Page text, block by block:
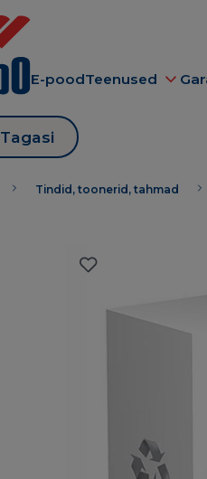
E-poodTeenused
Tagasi
Tindid, toonerid, tahmad